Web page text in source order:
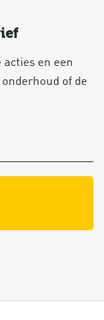
en een
of de